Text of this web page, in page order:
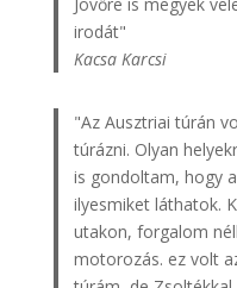
irodát"
Kacsa Karcsi
"Az Ausztriai túrán
túrázni. Olyan
is gondoltam, hogy
ilyesmiket láthatok.
utakon, forgalom
motorozás. ez volt